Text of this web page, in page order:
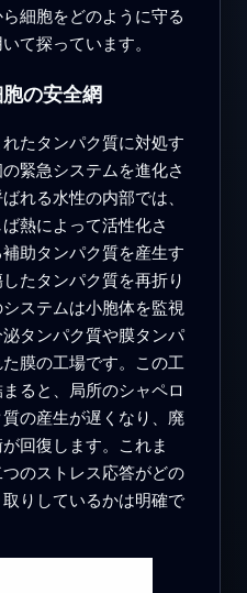
細胞をどのように守る
て探っています。
の安全網
たタンパク質に対処す
緊急システムを進化さ
れる水性の内部では、
熱によって活性化さ
助タンパク質を産生す
たタンパク質を再折り
ステムは小胞体を監視
タンパク質や膜タンパ
膜の工場です。この工
ると、局所のシャペロ
の産生が遅くなり、廃
回復します。これま
のストレス応答がどの
りしているかは明確で